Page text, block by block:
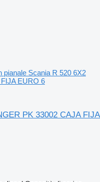
pianale Scania R 520 6X2
EURO 6
PK 33002 CAJA FIJA